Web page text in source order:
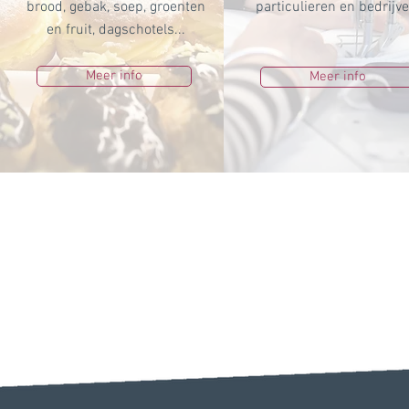
brood, gebak, soep, groenten
en fruit, dagschotels...
Meer info
particulieren en
Meer info